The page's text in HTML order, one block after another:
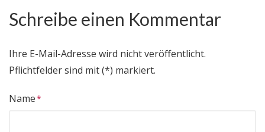
Schreibe einen Kommentar
Ihre E-Mail-Adresse wird nicht veröffentlicht.
Pflichtfelder sind mit (*) markiert.
Name